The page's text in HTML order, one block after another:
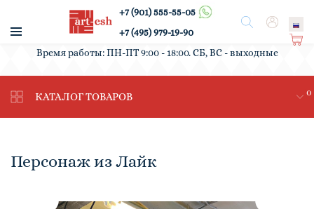
Поиск
+7 (901) 555-55-05
+7 (495) 979-19-90
Ко
ин
а
0
Вход
/
Время работы: ПН-ПТ 9:00 - 18:00. СБ, ВС - выходные
КАТАЛОГ ТОВАРОВ
Персонаж из Лайк